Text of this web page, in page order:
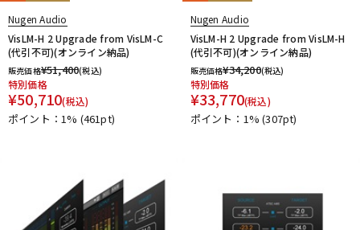
Nugen Audio
VisLM-H 2 Upgrade from VisLM-C
(代引不可)(オンライン納品)
販売価格¥51,400(税込)
特別価格
¥50,710(税込)
ポイント：1% (461pt)
Nugen Audio
VisLM-H 2 Upgrade from VisLM-H
(代引不可)(オンライン納品)
販売価格¥34,200(税込)
特別価格
¥33,770(税込)
ポイント：1%(307pt)